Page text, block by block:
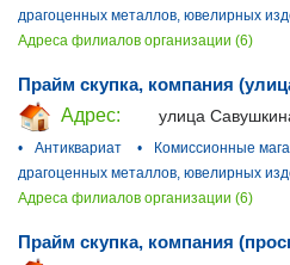
драгоценных металлов, ювелирных
Адреса филиалов организации (6)
Прайм скупка, компания
Адрес:
улица
•
Антиквариат • Комиссионные
драгоценных металлов, ювелирных
Адреса филиалов организации (6)
Прайм скупка, компания